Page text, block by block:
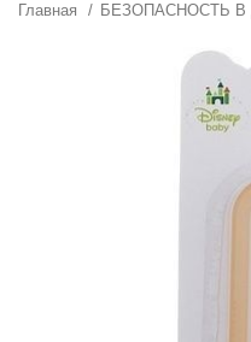
Главная БЕЗОПАСНОСТЬ